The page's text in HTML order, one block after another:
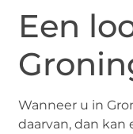
Een
Wanneer u in
daarvan, dan kan